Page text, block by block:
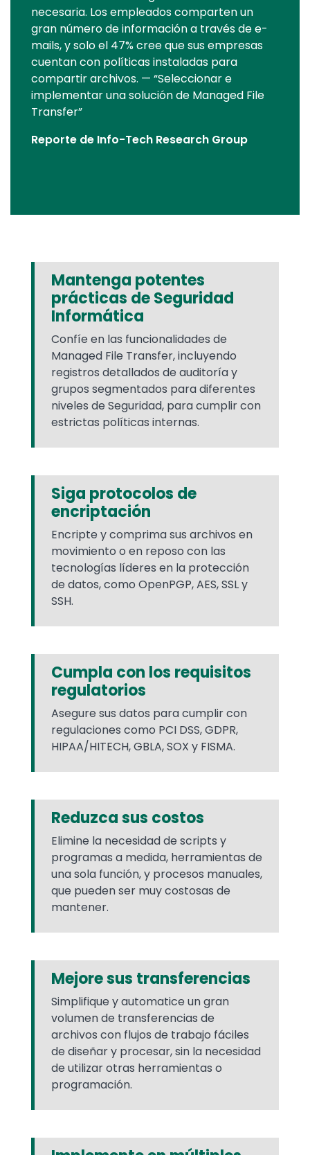
necesaria. Los empleados comparten un
gran número de información a través de e-
mails, y solo el 47% cree que sus empresas
cuentan con políticas instaladas para
compartir archivos. — “Seleccionar e
implementar una solución de Managed File
Transfer”
Reporte de Info-Tech Research Group
Mantenga potentes
prácticas de Seguridad
Informática
Confíe en las funcionalidades de
Managed File Transfer, incluyendo
registros detallados de auditoría y
grupos segmentados para diferentes
niveles de Seguridad, para cumplir con
estrictas políticas internas.
Siga protocolos de
encriptación
Encripte y comprima sus archivos en
movimiento o en reposo con las
tecnologías líderes en la protección
de datos, como OpenPGP, AES, SSL y
SSH.
Cumpla con los requisitos
regulatorios
Asegure sus datos para cumplir con
regulaciones como PCI DSS, GDPR,
HIPAA/HITECH, GBLA, SOX y FISMA.
Reduzca sus costos
Elimine la necesidad de scripts y
programas a medida, herramientas de
una sola función, y procesos manuales,
que pueden ser muy costosas de
mantener.
Mejore sus transferencias
Simplifique y automatice un gran
volumen de transferencias de
archivos con flujos de trabajo fáciles
de diseñar y procesar, sin la necesidad
de utilizar otras herramientas o
programación.